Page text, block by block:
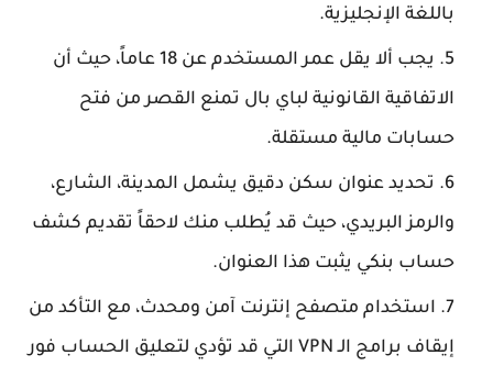
باللغة الإنجليزية.
يجب ألا يقل عمر المستخدم عن 18 عاماً، حيث أن
الاتفاقية القانونية لباي بال تمنع القصر من فتح
حسابات مالية مستقلة.
تحديد عنوان سكن دقيق يشمل المدينة، الشارع،
والرمز البريدي، حيث قد يُطلب منك لاحقاً تقديم كشف
حساب بنكي يثبت هذا العنوان.
استخدام متصفح إنترنت آمن ومحدث، مع التأكد من
إيقاف برامج الـ VPN التي قد تؤدي لتعليق الحساب فور